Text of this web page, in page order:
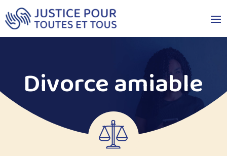
Divorce amiable